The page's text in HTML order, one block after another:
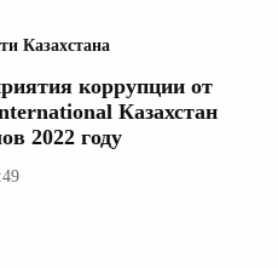
Казахстана
коррупции от
Казахстан
2022 году